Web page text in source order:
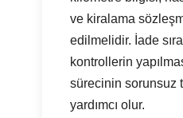
ve kiralama
edilmelidir. İade
kontrollerin
sürecinin sorunsuz
yardımcı olur.